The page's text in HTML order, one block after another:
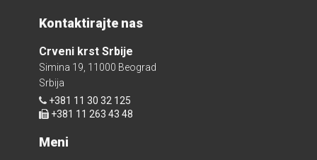
Kontaktirajte nas
Crveni krst Srbije
Simina 19, 11000 Beograd
Srbija
+381 11 30 32 125
+381 11 263 43 48
Meni